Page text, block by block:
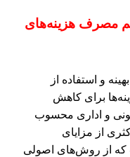
کم مصرف هزینه‌های
و استفاده از
برای کاهش
و اداری محسوب
از مزایای
از روش‌های اصولی